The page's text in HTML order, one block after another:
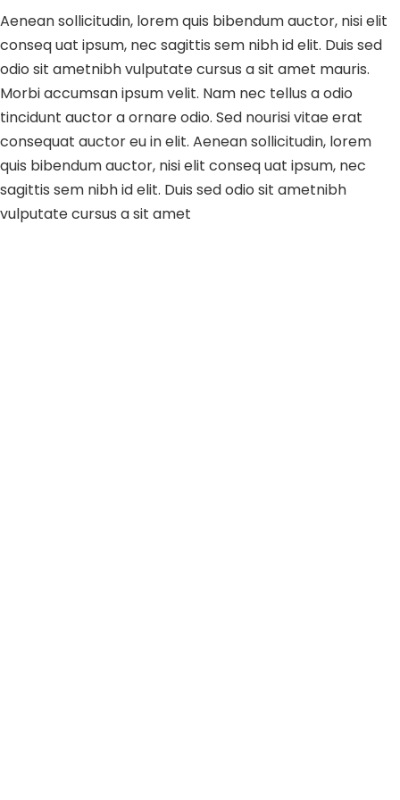
Aenean sollicitudin, lorem quis bibendum auctor, nisi elit
conseq uat ipsum, nec sagittis sem nibh id elit. Duis sed
odio sit ametnibh vulputate cursus a sit amet mauris.
Morbi accumsan ipsum velit. Nam nec tellus a odio
tincidunt auctor a ornare odio. Sed nourisi vitae erat
consequat auctor eu in elit. Aenean sollicitudin, lorem
quis bibendum auctor, nisi elit conseq uat ipsum, nec
sagittis sem nibh id elit. Duis sed odio sit ametnibh
vulputate cursus a sit amet